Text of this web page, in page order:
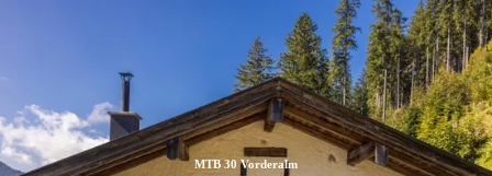
Zum
Inhalt
Suche
Zum
Footer
MTB 30 Vorderalm